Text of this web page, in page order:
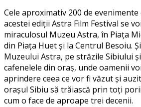
Cele aproximativ 200 de
acestei ediţii Astra Film Festival se
miraculosul Muzeu Astra, în Piaţa
din Piaţa Huet şi la Centrul Besoiu.
Muzeului Astra, pe străzile Sibiului
cafenelele din oraş, unde oamenii
aprindere ceea ce vor fi văzut şi
oraşul Sibiu să trăiască prin toţi
cum o face de aproape trei decenii.